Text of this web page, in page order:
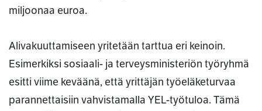
miljoonaa euroa.
Alivakuuttamiseen yritetään tarttua eri keinoin.
Esimerkiksi sosiaali- ja terveysministeriön työryhmä
esitti viime keväänä, että yrittäjän työeläketurvaa
parannettaisiin vahvistamalla YEL-työtuloa. Tämä